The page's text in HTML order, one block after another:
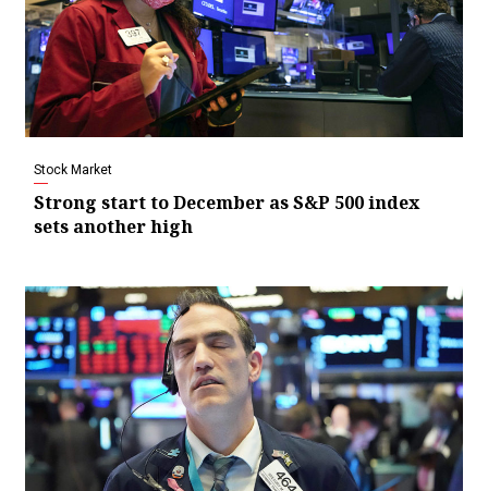
Stock Market
Strong start to December as S&P 500 index
sets another high